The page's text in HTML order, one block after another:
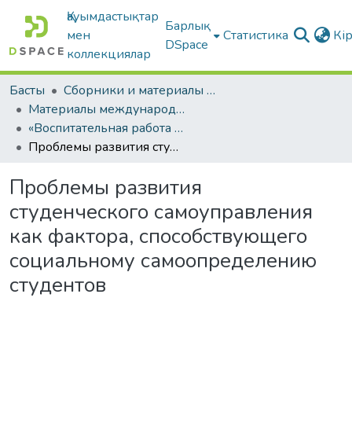
Қауымдастықтар
мен
коллекциялар
Барлық
DSpace
Статистика
Басты
Сборники и материалы конференций
Материалы международных научно-практических конференций
«Воспитательная работа в современном вузе»
Проблемы развития студенческого самоуправления как фактора, способствующего социальному самоопределению студентов
Проблемы развития
студенческого самоуправления
как фактора, способствующего
социальному самоопределению
студентов